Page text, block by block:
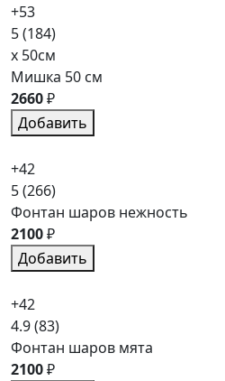
+53
5(184)
x 50см
Мишка 50 см
2660₽
Добавить
+42
5(266)
Фонтан шаров нежность
2100₽
Добавить
+42
4.9(83)
Фонтан шаров мята
2100₽